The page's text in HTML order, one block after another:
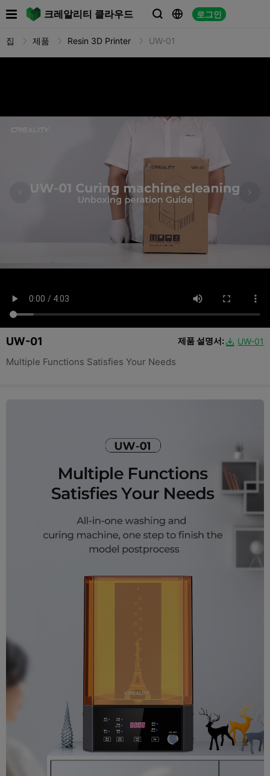
크레알리티 클라우드   로그인
집 제품 Resin 3D Printer UW-01
UW-01 제품 설명서:  UW-01
Multiple Functions Satisfies Your Needs